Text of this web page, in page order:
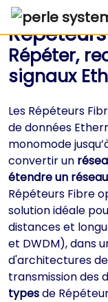
Répéter,
signaux
Les Répéteurs
de données
monomode
convertir un
étendre un
Répéteurs Fibre
solution idéale
distances et
et DWDM), dans
d'architectures
transmission des
typesde